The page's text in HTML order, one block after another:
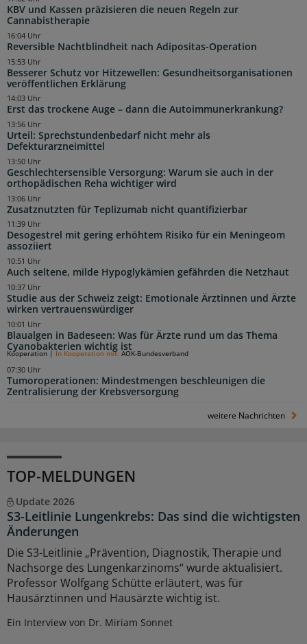
KBV und Kassen präzisieren die neuen Regeln zur
Cannabistherapie
Reversible Nachtblindheit nach Adipositas-Operation
16:04 Uhr
Besserer Schutz vor Hitzewellen: Gesundheitsorganisationen
veröffentlichen Erklärung
15:53 Uhr
Erst das trockene Auge – dann die Autoimmunerkrankung?
14:03 Uhr
Urteil: Sprechstundenbedarf nicht mehr als
Defekturarzneimittel
13:56 Uhr
Geschlechtersensible Versorgung: Warum sie auch in der
orthopädischen Reha wichtiger wird
13:50 Uhr
Zusatznutzten für Teplizumab nicht quantifizierbar
13:06 Uhr
Desogestrel mit gering erhöhtem Risiko für ein Meningeom
assoziiert
11:39 Uhr
Auch seltene, milde Hypoglykämien gefährden die Netzhaut
10:51 Uhr
Studie aus der Schweiz zeigt: Emotionale Ärztinnen und Ärzte
wirken vertrauenswürdiger
10:37 Uhr
Blaualgen in Badeseen: Was für Ärzte rund um das Thema
Cyanobakterien wichtig ist
10:01 Uhr
Tumoroperationen: Mindestmengen beschleunigen die
Zentralisierung der Krebsversorgung
Kooperation In Kooperation mit: AOK-Bundesverband
07:30 Uhr
weitere Nachrichten
TOP-MELDUNGEN
Update 2026
S3-Leitlinie Lungenkrebs: Das sind die wichtigsten
Änderungen
Die S3-Leitlinie „Prävention, Diagnostik, Therapie und
Nachsorge des Lungenkarzinoms“ wurde aktualisiert.
Professor Wolfgang Schütte erläutert, was für
Hausärztinnen und Hausärzte wichtig ist.
Ein Interview von Dr. Miriam Sonnet